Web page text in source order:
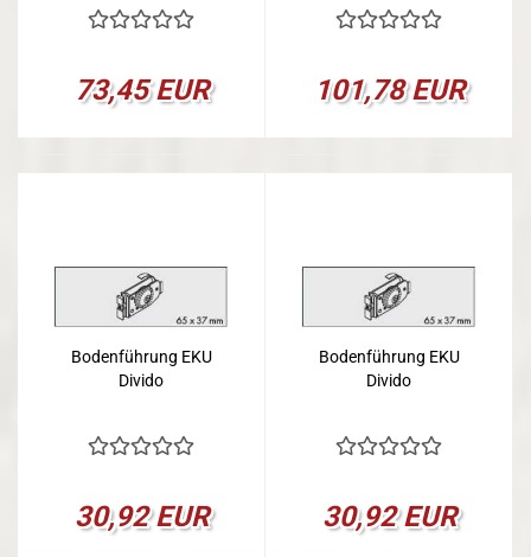
73,45 EUR 101,78 EUR
Bodenführung EKU
Divido
30,92 EUR
Bodenführung EKU
Divido
30,92 EUR